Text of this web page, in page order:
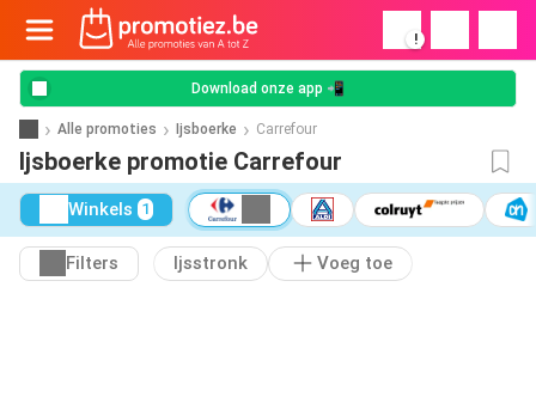
!
Download onze app 📲
Alle promoties Ijsboerke Carrefour
Ijsboerke promotie Carrefour
Winkels 1
Filters Ijsstronk Voeg toe